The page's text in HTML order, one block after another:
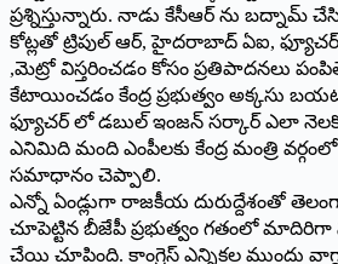
ప్రశ్నిస్తున్నారు. నాడు కేసీఆర్‌ ‌ను బద్నామ్‌
కోట్లతో ట్రిపుల్‌ ఆర్‌, ‌హైదరాబాద్‌ ఏఐ,
,మెట్రో విస్తరించడం కోసం ప్రతిపాదనలు
కేటాయించడం కేంద్ర ప్రభుత్వం అక్కసు
ఫ్యూచర్‌ ‌లో డబుల్‌ ఇం‌జన్‌ ‌సర్కార్‌ ఎలా
ఎనిమిది మంది ఎంపీలకు కేంద్ర మంత్రి
సమాధానం చెప్పాలి.
ఎన్నో ఏండ్లుగా రాజకీయ దురుద్దేశంతో
చూపెట్టిన బీజేపీ ప్రభుత్వం గతంలో మాదిరిగా
చేయి చూపింది. కాంగ్రెస్‌ ఎన్నికల ముందు